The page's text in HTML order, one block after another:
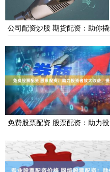
公司配资炒股 期货配资：助你
免费股票配资 股票配资：助力